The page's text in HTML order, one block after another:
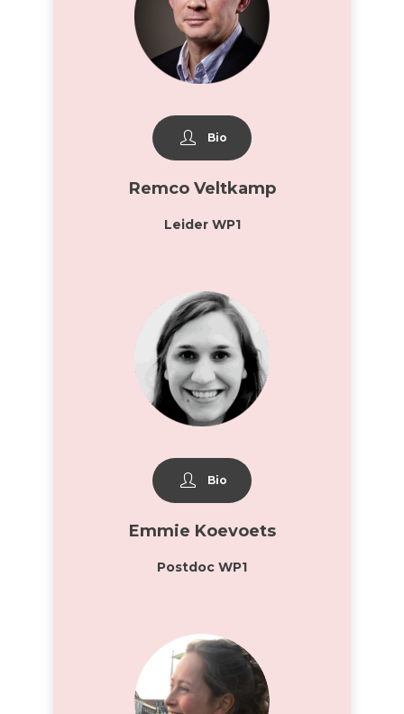
Bio
Remco Veltkamp
Leider WP1
Bio
Emmie Koevoets
Postdoc WP1